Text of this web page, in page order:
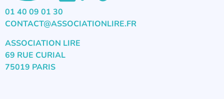
01 40 09 01 30
CONTACT@ASSOCIATIONLIRE.FR
ASSOCIATION LIRE
69 RUE CURIAL
75019 PARIS